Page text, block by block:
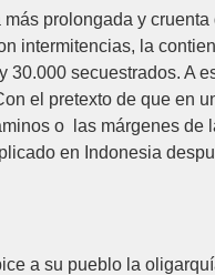
prolongada y cruenta
intermitencias, la
secuestrados. A
el pretexto de que en
o las márgenes de
en Indonesia
a su pueblo la